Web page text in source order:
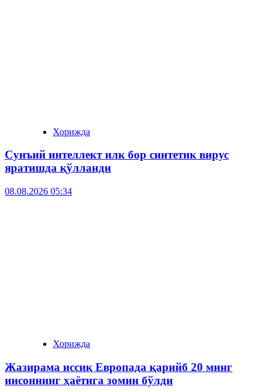
Хорижда
Сунъий интеллект илк бор синтетик вирус
яратишда қўлланди
08.08.2026 05:34
Хорижда
Жазирама иссиқ Европада қарийб 20 минг
инсоннинг ҳаётига зомин бўлди